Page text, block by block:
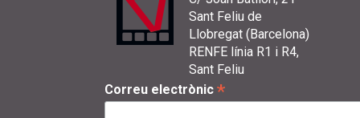
Sant Feliu de
Llobregat (Barcelona)
RENFE línia R1 i R4,
Sant Feliu
Correu electrònic *